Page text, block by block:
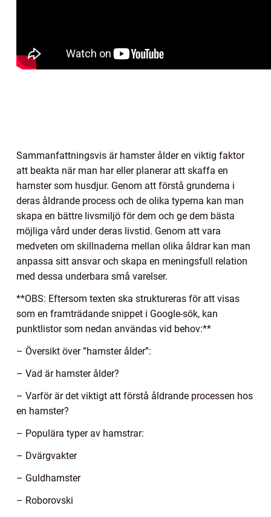
Sammanfattningsvis är hamster ålder en viktig faktor
att beakta när man har eller planerar att skaffa en
hamster som husdjur. Genom att förstå grunderna i
deras åldrande process och de olika typerna kan man
skapa en bättre livsmiljö för dem och ge dem bästa
möjliga vård under deras livstid. Genom att vara
medveten om skillnaderna mellan olika åldrar kan man
anpassa sitt ansvar och skapa en meningsfull relation
med dessa underbara små varelser.
**OBS: Eftersom texten ska struktureras för att visas
som en framträdande snippet i Google-sök, kan
punktlistor som nedan användas vid behov:**
– Översikt över ”hamster ålder”:
– Vad är hamster ålder?
– Varför är det viktigt att förstå åldrande processen hos
en hamster?
– Populära typer av hamstrar:
– Dvärgvakter
– Guldhamster
– Roborovski